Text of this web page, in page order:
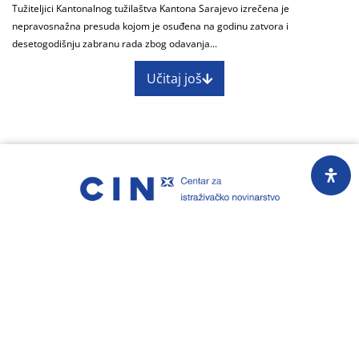
Tužiteljici Kantonalnog tužilaštva Kantona Sarajevo izrečena je
nepravosnažna presuda kojom je osuđena na godinu zatvora i
desetogodišnju zabranu rada zbog odavanja...
Učitaj još